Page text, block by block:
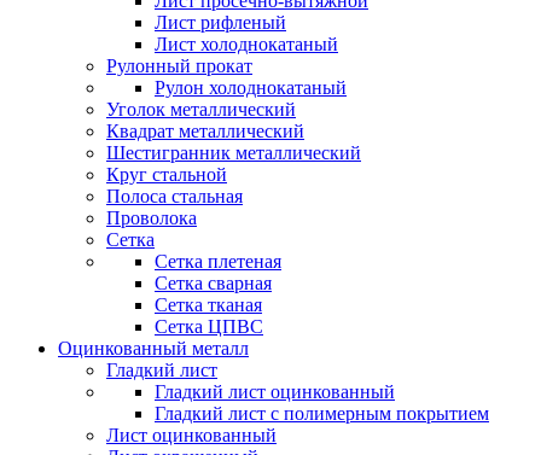
Лист рифленый
Лист холоднокатаный
Рулонный прокат
Рулон холоднокатаный
Уголок металлический
Квадрат металлический
Шестигранник металлический
Круг стальной
Полоса стальная
Проволока
Сетка
Сетка плетеная
Сетка сварная
Сетка тканая
Сетка ЦПВС
Оцинкованный металл
Гладкий лист
Гладкий лист оцинкованный
Гладкий лист с полимерным покрытием
Лист оцинкованный